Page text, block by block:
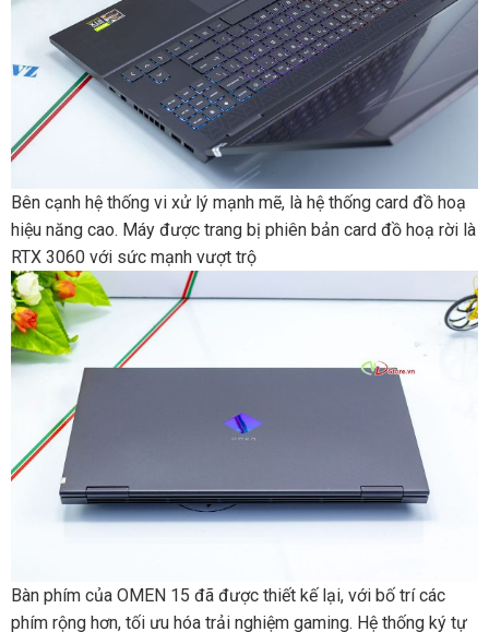
Bên cạnh hệ thống vi xử lý mạnh mẽ, là hệ thống card đồ hoạ
hiệu năng cao. Máy được trang bị phiên bản card đồ hoạ rời là
RTX 3060 với sức mạnh vượt trộ
Bàn‌ ‌phím‌ ‌của‌ ‌OMEN‌ ‌15‌ ‌đã‌ ‌được‌ ‌thiết‌ ‌kế‌ ‌lại,‌ ‌với‌ ‌bố‌ ‌trí‌ ‌các‌
‌phím‌ ‌rộng‌ ‌hơn,‌ ‌tối‌ ‌ưu‌ ‌hóa‌ ‌trải‌ ‌nghiệm‌ gaming.‌ ‌Hệ‌ ‌thống‌ ‌ký‌ ‌tự‌